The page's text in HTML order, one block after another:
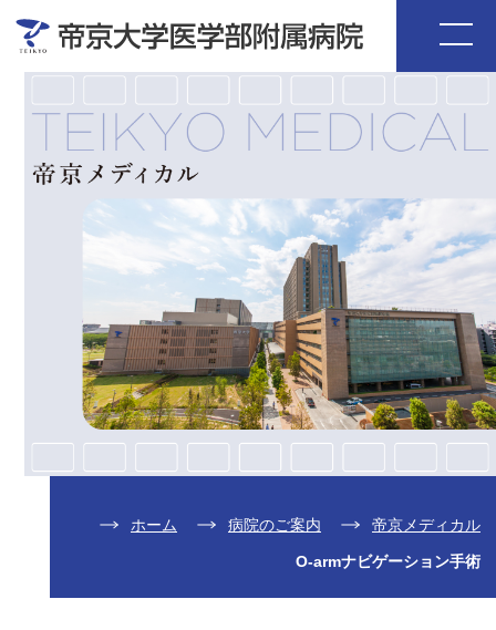
ホーム 病院のご案内 帝京メディカル
O-armナビゲーション手術